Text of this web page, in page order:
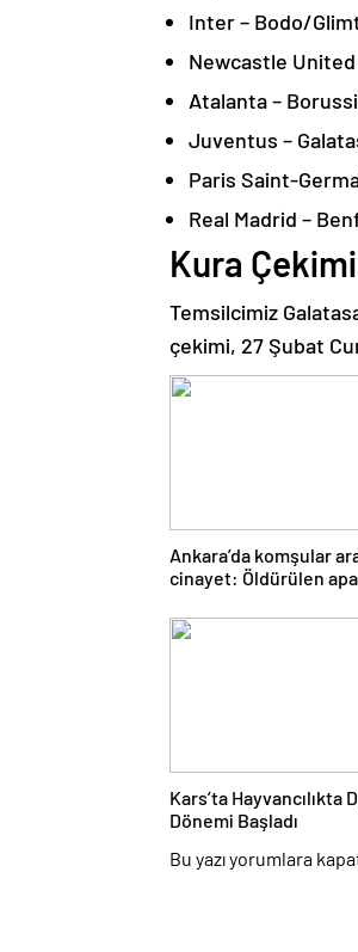
Inter – Bodo/
Newcastle
Atalanta –
Juventus –
Paris Saint-
Real Madrid –
Kura
Temsilcimiz
çekimi, 27 Şubat
Ankara’da komşular
cinayet: Öldürülen
uğurlandı
Kars’ta Hayvancılıkta
Dönemi Başladı
Bu yazı yorumlara